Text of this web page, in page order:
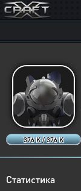
376 K / 376 K
Статистика